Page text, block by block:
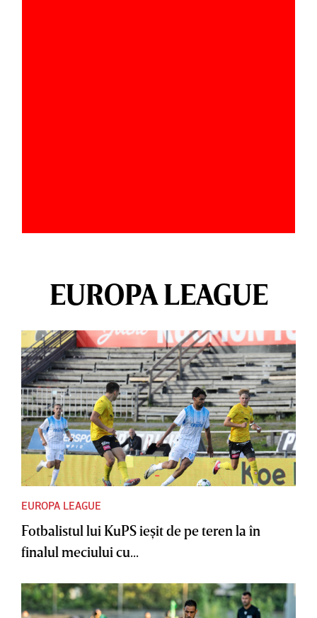
EUROPA LEAGUE
EUROPA LEAGUE
Fotbalistul lui KuPS ieşit de pe teren la în
finalul meciului cu...